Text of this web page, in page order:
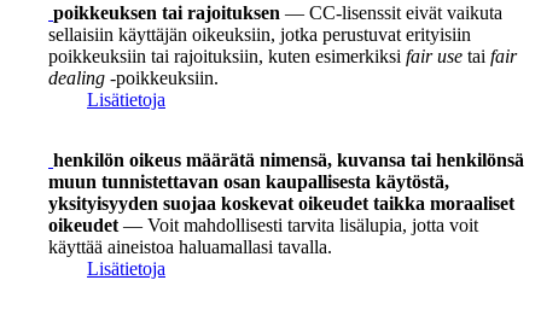
poikkeuksen tai rajoituksen — CC-lisenssit eivät vaikuta
sellaisiin käyttäjän oikeuksiin, jotka perustuvat erityisiin
poikkeuksiin tai rajoituksiin, kuten esimerkiksi fair use tai fair
dealing -poikkeuksiin.
Lisätietoja
henkilön oikeus määrätä nimensä, kuvansa tai henkilönsä
muun tunnistettavan osan kaupallisesta käytöstä,
yksityisyyden suojaa koskevat oikeudet taikka moraaliset
oikeudet — Voit mahdollisesti tarvita lisälupia, jotta voit
käyttää aineistoa haluamallasi tavalla.
Lisätietoja